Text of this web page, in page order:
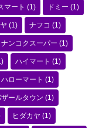
マート (1) ドミー (1)
(1) ナフコ (1)
ナンコクスーパー (1)
ハイマート (1)
ハローマート (1)
ールタウン (1)
ヒダカヤ (1)